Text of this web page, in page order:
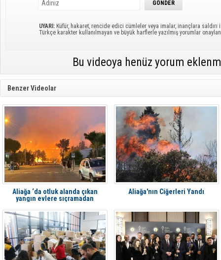
UYARI: Küfür, hakaret, rencide edici cümleler veya imalar, inançlara saldırı
Türkçe karakter kullanılmayan ve büyük harflerle yazılmış yorumlar
Bu videoya henüz yorum
Benzer Videolar
Aliağa ‘da otluk alanda çıkan
yangın evlere sıçramadan
Aliağa'nın Ciğerleri Yandı